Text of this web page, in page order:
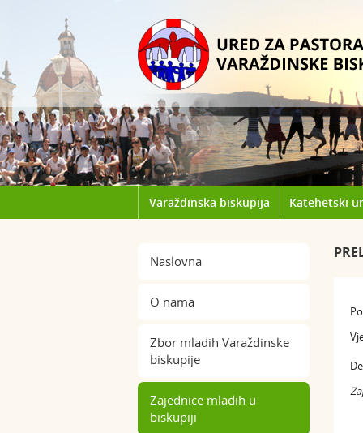
Varaždinska biskupija Katehetski
Naslovna
O nama
Zbor mladih Varaždinske
biskupije
Zajednice mladih u
biskupiji